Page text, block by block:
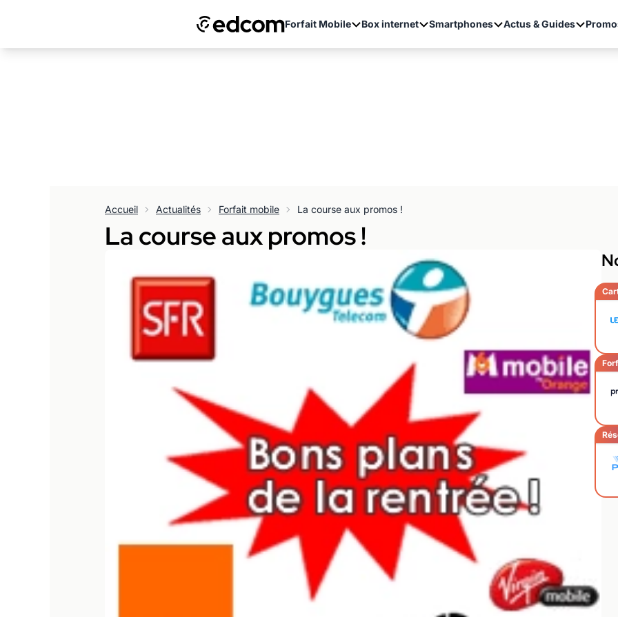
Forfait Mobile Box internet Smartphones Actus & Guides
Accueil Actualités Forfait mobile La course aux promos !
La course aux promos !